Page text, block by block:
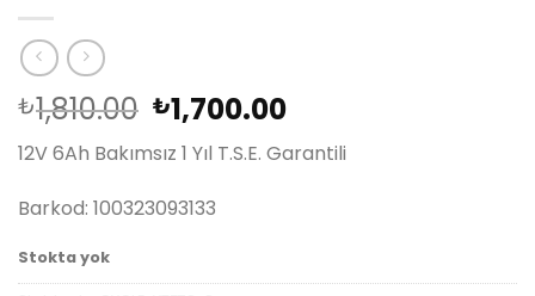
₺1,810.00 Orijinal
fiyat:
₺1,810.00.
₺1,700.00Şu
andaki
fiyat:
12V 6Ah Bakımsız 1 Yıl T.S.E. Garantili
Barkod: 100323093133
Stokta yok